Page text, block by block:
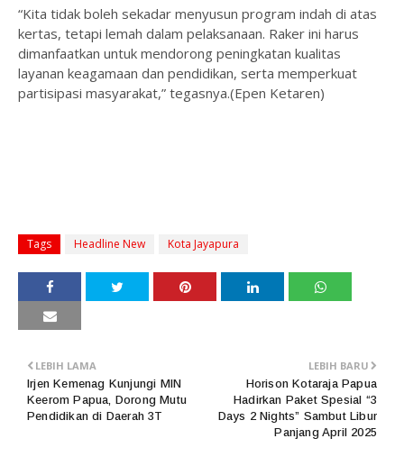
“Kita tidak boleh sekadar menyusun program indah di atas
kertas, tetapi lemah dalam pelaksanaan. Raker ini harus
dimanfaatkan untuk mendorong peningkatan kualitas
layanan keagamaan dan pendidikan, serta memperkuat
partisipasi masyarakat,” tegasnya.(Epen Ketaren)
Tags Headline New Kota Jayapura
LEBIH BARU
Horison Kotaraja Papua
Hadirkan Paket Spesial “3
Days 2 Nights” Sambut Libur
Panjang April 2025
LEBIH LAMA
Irjen Kemenag Kunjungi MIN
Keerom Papua, Dorong Mutu
Pendidikan di Daerah 3T